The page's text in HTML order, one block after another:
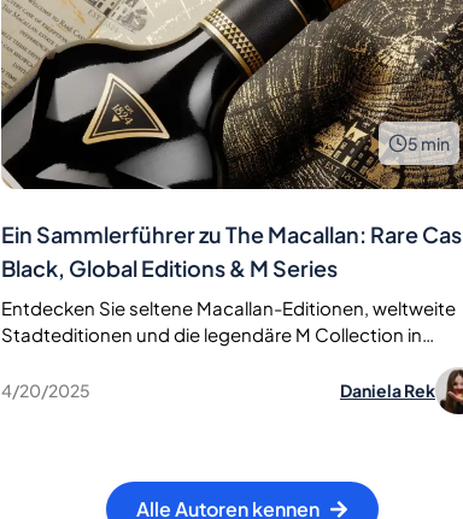
5min
Ein Sammlerführer zu The Macallan: Rare
Black, Global Editions & M Series
Entdecken Sie seltene Macallan-Editionen, weltweite
Stadteditionen und die legendäre M Collection in
luxuriösen Single Malts.
4/20/2025 Daniela Rek
Alle Autoren kennen